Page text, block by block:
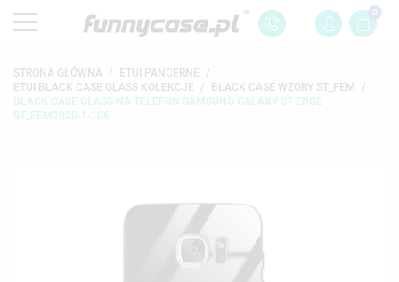
0
STRONA GŁÓWNA
ETUI PANCERNE
ETUI BLACK CASE GLASS KOLEKCJE
BLACK CASE WZORY ST_FEM
BLACK CASE GLASS NA TELEFON SAMSUNG GALAXY S7 EDGE
ST_FEM2020-1-106